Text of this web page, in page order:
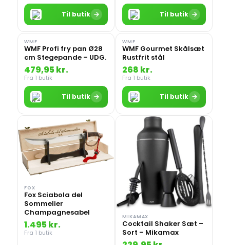
Til butik → Til butik →
WMF
WMF Profi fry pan Ø28
cm Stegepande – UDG.
479,95 kr.
Fra 1 butik
Til butik →
WMF
WMF Gourmet Skålsæt
Rustfrit stål
268 kr.
Fra 1 butik
Til butik →
FOX
Fox Sciabola del
Sommelier
Champagnesabel
1.495 kr.
Fra 1 butik
MIKAMAX
Cocktail Shaker Sæt –
Sort – Mikamax